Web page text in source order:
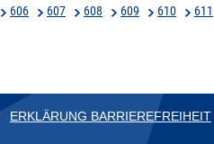
606 607 608 609 610 611
ERKLÄRUNG BARRIEREFREIHEIT